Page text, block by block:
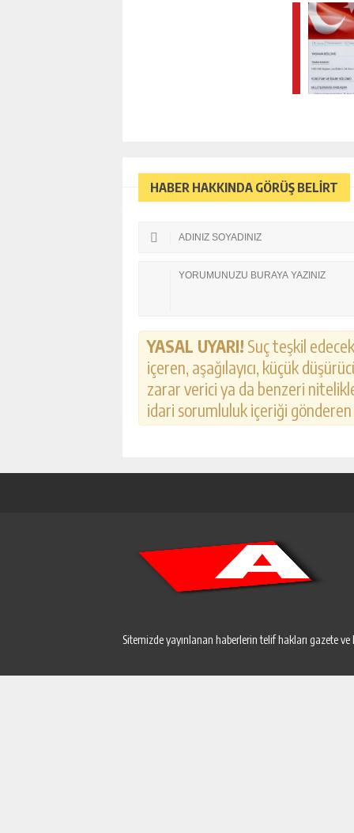
HABER HAKKINDA GÖRÜŞ BELİRT
YASAL UYARI! Suç teşkil
içeren, aşağılayıcı, küçük
zarar verici ya da benzeri
idari sorumluluk içeriği
Sitemizde yayınlanan haberlerin telif hakları gazete